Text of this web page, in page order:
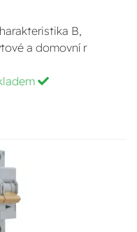
B,
a domovní r